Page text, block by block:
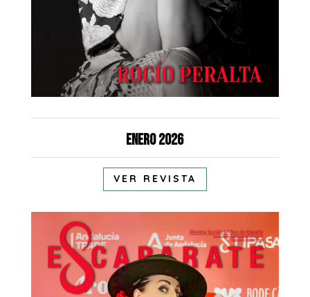
Enero 2026
VER REVISTA